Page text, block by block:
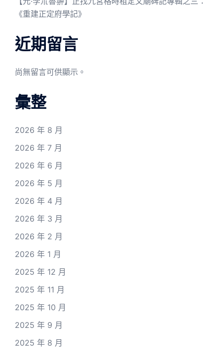
《重建正定府學記》
近期留言
尚無留言可供顯示。
彙整
2026 年 8 月
2026 年 7 月
2026 年 6 月
2026 年 5 月
2026 年 4 月
2026 年 3 月
2026 年 2 月
2026 年 1 月
2025 年 12 月
2025 年 11 月
2025 年 10 月
2025 年 9 月
2025 年 8 月